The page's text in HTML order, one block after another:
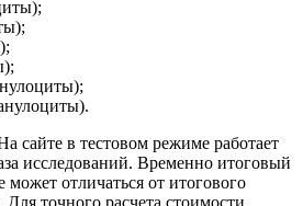
сайте в тестовом режиме работает
исследований. Временно итоговый
может отличаться от итогового
Для точного расчета стоимости